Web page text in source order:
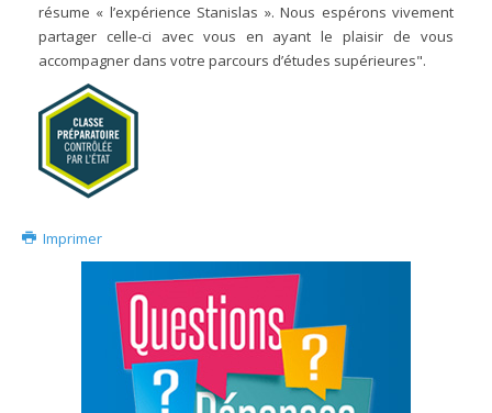
résume « l’expérience Stanislas ». Nous espérons vivement
partager celle-ci avec vous en ayant le plaisir de vous
accompagner dans votre parcours d’études supérieures".
Imprimer